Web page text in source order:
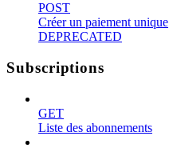
POST
Créer un paiement unique
DEPRECATED
Subscriptions
GET
Liste des abonnements